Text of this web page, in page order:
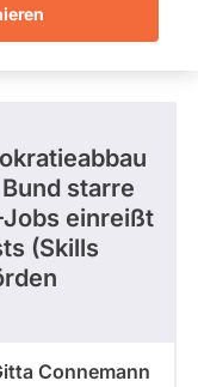
starre
einreißt
(Skills
Connemann